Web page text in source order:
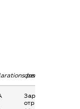
Заробітна плата
отримана за